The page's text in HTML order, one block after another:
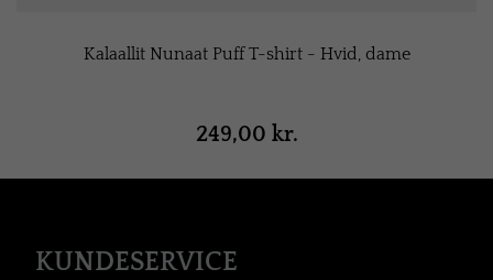
Kalaallit Nunaat Puff T-shirt - Hvid, dame
249,00 kr.
KUNDESERVICE